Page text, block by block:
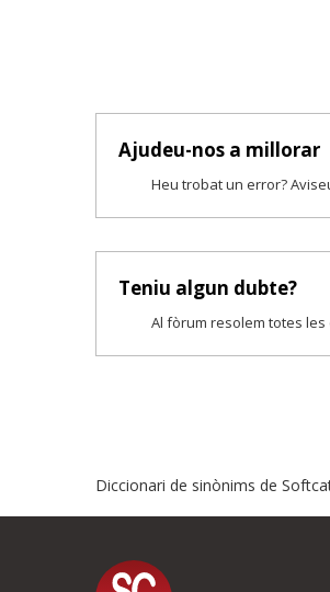
Ajudeu-nos a millorar
Heu trobat un error?
Teniu algun dubte?
Al fòrum resolem totes les
Proposeu-nos
Diccionari de sinònims de